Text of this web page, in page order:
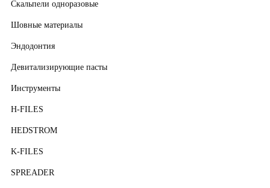
Скальпели одноразовые
Шовные материалы
Эндодонтия
Девитализирующие пасты
Инструменты
H-FILES
HEDSTROM
K-FILES
SPREADER